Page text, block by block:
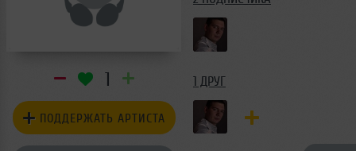
1
ПОДДЕРЖАТЬ АРТИСТА
1 ДРУГ